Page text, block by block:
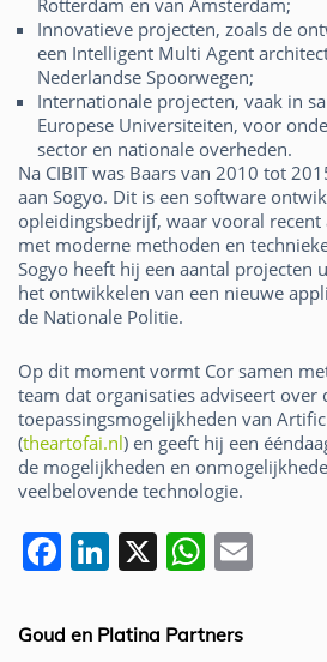
Rotterdam en van Amsterdam;
Innovatieve projecten, zoals de
een Intelligent Multi Agent
Nederlandse Spoorwegen;
Internationale projecten, vaak in
Europese Universiteiten, voor
sector en nationale overheden.
Na CIBIT was Baars van 2010 tot
aan Sogyo. Dit is een software
opleidingsbedrijf, waar vooral recent
met moderne methoden en
Sogyo heeft hij een aantal projecten
het ontwikkelen van een nieuwe
de Nationale Politie.
Op dit moment vormt Cor samen
team dat organisaties adviseert over
toepassingsmogelijkheden van
(theartofai.nl) en geeft hij een
de mogelijkheden en
veelbelovende technologie.
F
c
Li
k
X W
at
Goud en Platina Partners